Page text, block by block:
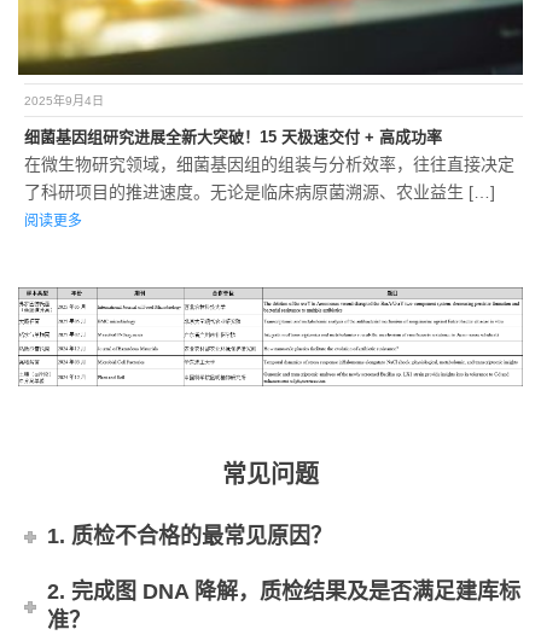
2025年9月4日
细菌基因组研究进展全新大突破！15 天极速交付 + 高成功率
在微生物研究领域，细菌基因组的组装与分析效率，往往直接决定
了科研项目的推进速度。无论是临床病原菌溯源、农业益生 […]
阅读更多
常见问题
1. 质检不合格的最常见原因？
2. 完成图 DNA 降解，质检结果及是否满足建库标
准？